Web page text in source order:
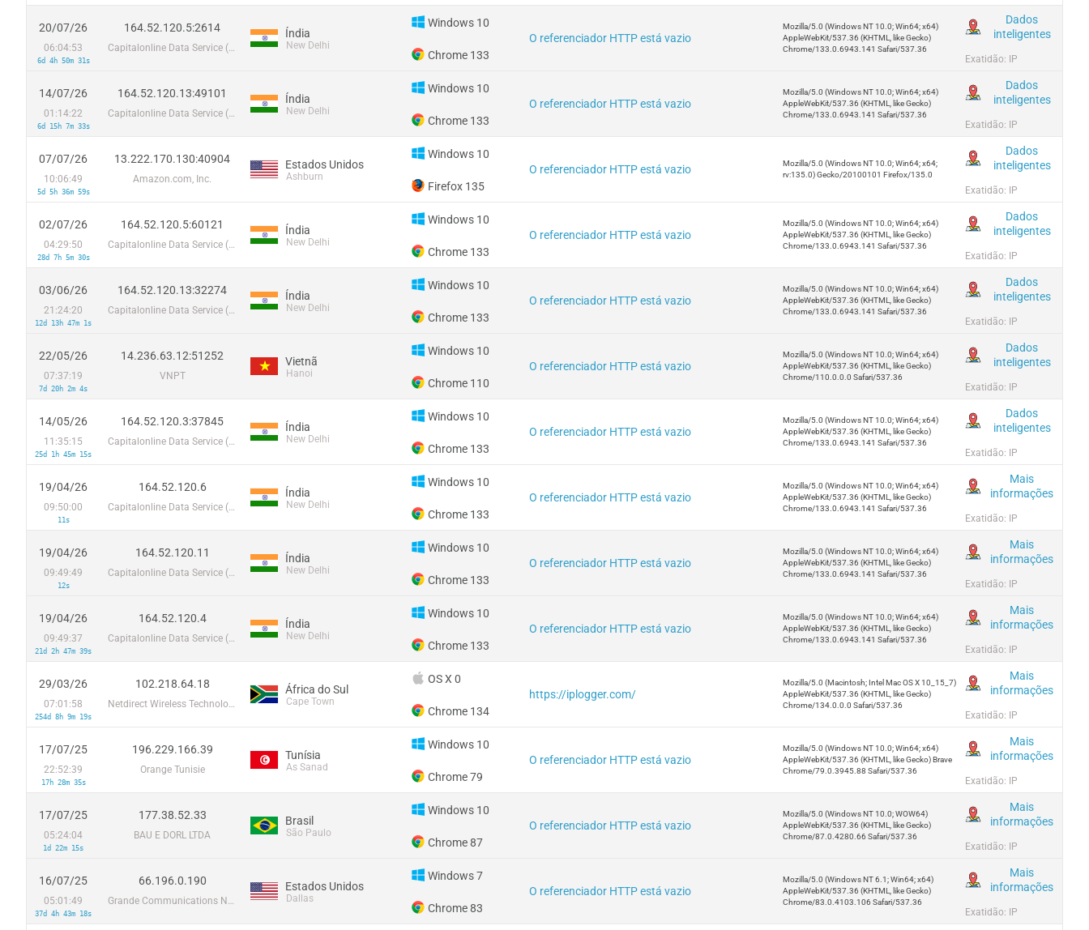
20/07/26
06:04:53
6d 4h 50m 31s
164.52.120.5:2614
Capitalonline Data Service (HK) Co
Índia
New Delhi
Windows 10
Chrome 133
O referenciador HTTP está vazio
Mozilla/5.0 (Windows NT 10.0; Win64; x64)
AppleWebKit/537.36 (KHTML, like Gecko)
Chrome/133.0.6943.141 Safari/537.36
Dados
inteligentes
Exatidão: IP
14/07/26
01:14:22
6d 15h 7m 33s
164.52.120.13:49101
Capitalonline Data Service (HK) Co
Índia
New Delhi
Windows 10
Chrome 133
O referenciador HTTP está vazio
Mozilla/5.0 (Windows NT 10.0; Win64; x64)
AppleWebKit/537.36 (KHTML, like Gecko)
Chrome/133.0.6943.141 Safari/537.36
Dados
inteligentes
Exatidão: IP
07/07/26
10:06:49
5d 5h 36m 59s
13.222.170.130:40904
Amazon.com, Inc.
Estados Unidos
Ashburn
Windows 10
Firefox 135
O referenciador HTTP está vazio
Mozilla/5.0 (Windows NT 10.0; Win64; x64;
rv:135.0) Gecko/20100101 Firefox/135.0
Dados
inteligentes
Exatidão: IP
02/07/26
04:29:50
28d 7h 5m 30s
164.52.120.5:60121
Capitalonline Data Service (HK) Co
Índia
New Delhi
Windows 10
Chrome 133
O referenciador HTTP está vazio
Mozilla/5.0 (Windows NT 10.0; Win64; x64)
AppleWebKit/537.36 (KHTML, like Gecko)
Chrome/133.0.6943.141 Safari/537.36
Dados
inteligentes
Exatidão: IP
03/06/26
21:24:20
12d 13h 47m 1s
164.52.120.13:32274
Capitalonline Data Service (HK) Co
Índia
New Delhi
Windows 10
Chrome 133
O referenciador HTTP está vazio
Mozilla/5.0 (Windows NT 10.0; Win64; x64)
AppleWebKit/537.36 (KHTML, like Gecko)
Chrome/133.0.6943.141 Safari/537.36
Dados
inteligentes
Exatidão: IP
22/05/26
07:37:19
7d 20h 2m 4s
14.236.63.12:51252
VNPT
Vietnã
Hanoi
Windows 10
Chrome 110
O referenciador HTTP está vazio
Mozilla/5.0 (Windows NT 10.0; Win64; x64)
AppleWebKit/537.36 (KHTML, like Gecko)
Chrome/110.0.0.0 Safari/537.36
Dados
inteligentes
Exatidão: IP
14/05/26
11:35:15
25d 1h 45m 15s
164.52.120.3:37845
Capitalonline Data Service (HK) Co
Índia
New Delhi
Windows 10
Chrome 133
O referenciador HTTP está vazio
Mozilla/5.0 (Windows NT 10.0; Win64; x64)
AppleWebKit/537.36 (KHTML, like Gecko)
Chrome/133.0.6943.141 Safari/537.36
Dados
inteligentes
Exatidão: IP
19/04/26
09:50:00
11s
164.52.120.6
Capitalonline Data Service (HK) Co
Índia
New Delhi
Windows 10
Chrome 133
O referenciador HTTP está vazio
Mozilla/5.0 (Windows NT 10.0; Win64; x64)
AppleWebKit/537.36 (KHTML, like Gecko)
Chrome/133.0.6943.141 Safari/537.36
Mais
informações
Exatidão: IP
19/04/26
09:49:49
12s
164.52.120.11
Capitalonline Data Service (HK) Co
Índia
New Delhi
Windows 10
Chrome 133
O referenciador HTTP está vazio
Mozilla/5.0 (Windows NT 10.0; Win64; x64)
AppleWebKit/537.36 (KHTML, like Gecko)
Chrome/133.0.6943.141 Safari/537.36
Mais
informações
Exatidão: IP
19/04/26
09:49:37
21d 2h 47m 39s
164.52.120.4
Capitalonline Data Service (HK) Co
Índia
New Delhi
Windows 10
Chrome 133
O referenciador HTTP está vazio
Mozilla/5.0 (Windows NT 10.0; Win64; x64)
AppleWebKit/537.36 (KHTML, like Gecko)
Chrome/133.0.6943.141 Safari/537.36
Mais
informações
Exatidão: IP
29/03/26
07:01:58
254d 8h 9m 19s
102.218.64.18
Netdirect Wireless Technology (Pty) Ltd
África do Sul
Cape Town
OS X 0
Chrome 134
https://iplogger.com/
Mozilla/5.0 (Macintosh; Intel Mac OS X 10_15_7)
AppleWebKit/537.36 (KHTML, like Gecko)
Chrome/134.0.0.0 Safari/537.36
Mais
informações
Exatidão: IP
17/07/25
22:52:39
17h 28m 35s
196.229.166.39
Orange Tunisie
Tunísia
As Sanad
Windows 10
Chrome 79
O referenciador HTTP está vazio
Mozilla/5.0 (Windows NT 10.0; Win64; x64)
AppleWebKit/537.36 (KHTML, like Gecko) Brave
Chrome/79.0.3945.88 Safari/537.36
Mais
informações
Exatidão: IP
17/07/25
05:24:04
1d 22m 15s
177.38.52.33
BAU E DORL LTDA
Brasil
São Paulo
Windows 10
Chrome 87
O referenciador HTTP está vazio
Mozilla/5.0 (Windows NT 10.0; WOW64)
AppleWebKit/537.36 (KHTML, like Gecko)
Chrome/87.0.4280.66 Safari/537.36
Mais
informações
Exatidão: IP
16/07/25
05:01:49
37d 4h 43m 18s
66.196.0.190
Grande Communications Networks
Estados Unidos
Dallas
Windows 7
Chrome 83
O referenciador HTTP está vazio
Mozilla/5.0 (Windows NT 6.1; Win64; x64)
AppleWebKit/537.36 (KHTML, like Gecko)
Chrome/83.0.4103.106 Safari/537.36
Mais
informações
Exatidão: IP